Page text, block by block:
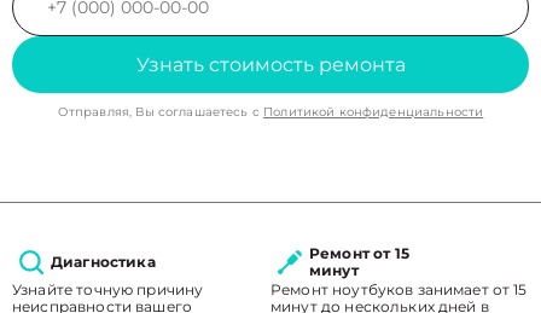
Узнать стоимость ремонта
Отправляя, Вы соглашаетесь с Политикой конфиденциальности
Диагностика
Узнайте точную причину
неисправности вашего
Ремонт от 15
минут
Ремонт ноутбуков занимает от 15
минут до нескольких дней в